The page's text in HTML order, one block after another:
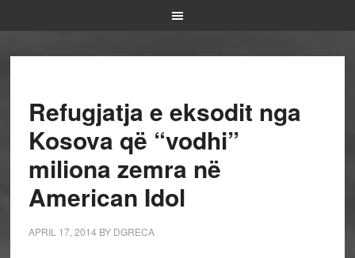
Refugjatja e eksodit nga
Kosova që “vodhi”
miliona zemra në
American Idol
APRIL 17, 2014 BY DGRECA